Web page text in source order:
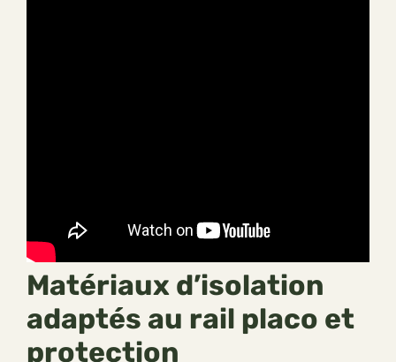
Matériaux d’isolation
adaptés au rail placo et
protection